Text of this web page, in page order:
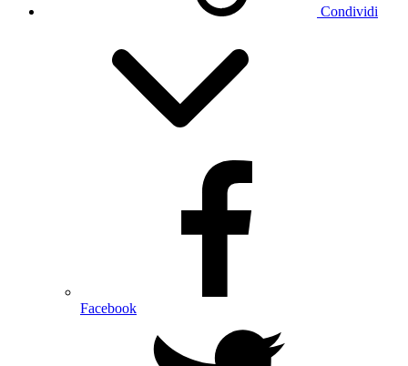
Condividi
Facebook